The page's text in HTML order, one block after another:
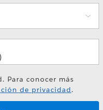
Resumen
Para conocer más
de privacidad.